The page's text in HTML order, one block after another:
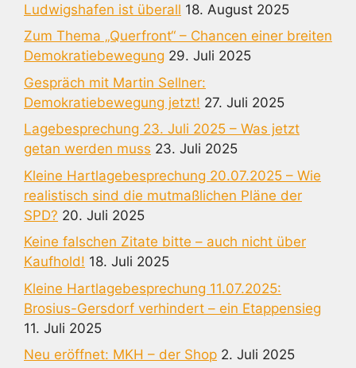
Ludwigshafen ist überall 18. August 2025
Zum Thema „Querfront“ – Chancen einer breiten
Demokratiebewegung 29. Juli 2025
Gespräch mit Martin Sellner:
Demokratiebewegung jetzt! 27. Juli 2025
Lagebesprechung 23. Juli 2025 – Was jetzt
getan werden muss 23. Juli 2025
Kleine Hartlagebesprechung 20.07.2025 – Wie
realistisch sind die mutmaßlichen Pläne der
SPD? 20. Juli 2025
Keine falschen Zitate bitte – auch nicht über
Kaufhold! 18. Juli 2025
Kleine Hartlagebesprechung 11.07.2025:
Brosius-Gersdorf verhindert – ein Etappensieg
11. Juli 2025
Neu eröffnet: MKH – der Shop 2. Juli 2025